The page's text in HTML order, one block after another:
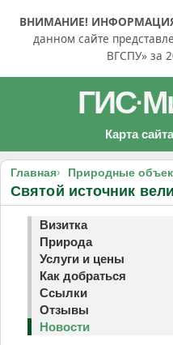
ВНИМАНИЕ! ИНФОРМАЦИЯ
данном сайте
ВГСПУ» за
ГИС·
Карта сайта
Главная Природные
Святой источник
Визитка
Природа
Услуги и цены
Как добраться
Ссылки
Отзывы
Новости